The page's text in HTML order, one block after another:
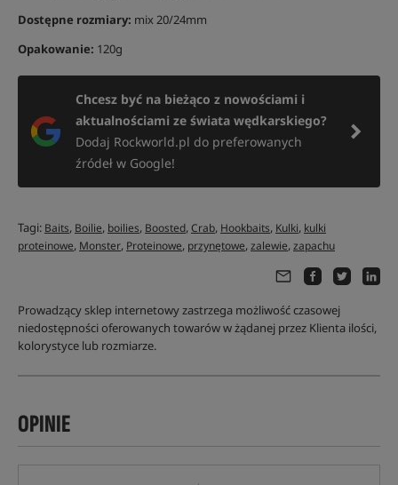
Dostępne rozmiary: mix 20/24mm
Opakowanie: 120g
Chcesz być na bieżąco z nowościami i
aktualnościami ze świata wędkarskiego?
Dodaj Rockworld.pl do preferowanych
źródeł w Google!
Tagi: Baits, Boilie, boilies, Boosted,Crab, Hookbaits, Kulki, kulki
proteinowe, Monster, Proteinowe, przynętowe,zalewie,zapachu
Prowadzący sklep internetowy zastrzega możliwość czasowej
niedostępności oferowanych towarów w żądanej przez Klienta ilości,
kolorystyce lub rozmiarze.
OPINIE